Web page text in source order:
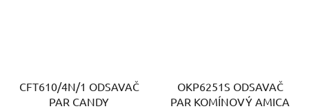
CFT610/4N/1 ODSAVAČ
PAR CANDY
OKP6251S ODSAVAČ
PAR KOMÍNOVÝ AMICA